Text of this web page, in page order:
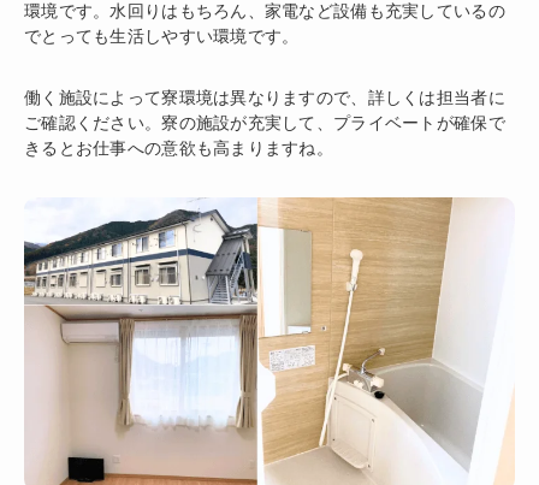
環境です。水回りはもちろん、家電など設備も充実しているの
でとっても生活しやすい環境です。
働く施設によって寮環境は異なりますので、詳しくは担当者に
ご確認ください。寮の施設が充実して、プライベートが確保で
きるとお仕事への意欲も高まりますね。